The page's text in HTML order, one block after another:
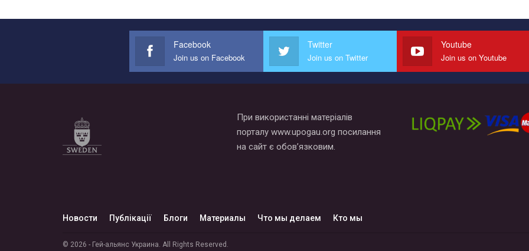
Facebook
Join us on Facebook
Twitter
Join us on Twitter
Youtube
Join us on Youtube
При використанні матеріалів
порталу www.upogau.org посилання
на сайт є обов’язковим.
Новости Публікації Блоги Материалы Что мы делаем Кто мы
© 2026 - Гей-альянс Украина. All Rights Reserved.